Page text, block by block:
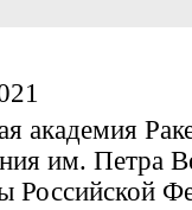
академия
им. Петра
Российской